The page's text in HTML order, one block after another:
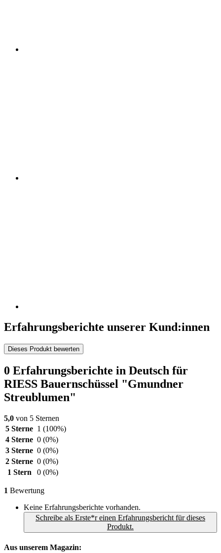
Erfahrungsberichte unserer Kund:innen
Dieses Produkt bewerten
0 Erfahrungsberichte in Deutsch für
RIESS Bauernschüssel "Gmundner
Streublumen"
5,0 von 5 Sternen
5 Sterne 1 (100%)
4 Sterne 0 (0%)
3 Sterne 0 (0%)
2 Sterne 0 (0%)
1 Stern
0 (0%)
1 Bewertung
Keine Erfahrungsberichte vorhanden.
Schreibe als Erste*r einen Erfahrungsbericht für dieses
Produkt.
Aus unserem Magazin: